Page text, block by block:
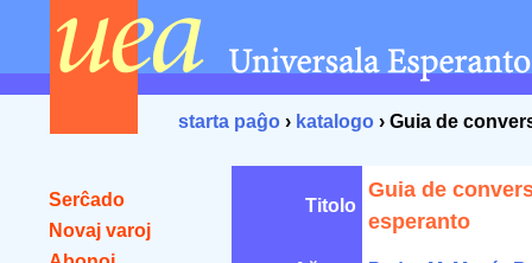
starta paĝo › katalogo › Guia de
Serĉado
Novaj varoj
Titolo
Guia de
esperanto